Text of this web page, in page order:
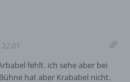
fehlt. ich sehe aber bei
hat aber Krababel nicht.
erwähnt, die
wiederzuerkennen.
ist es, den